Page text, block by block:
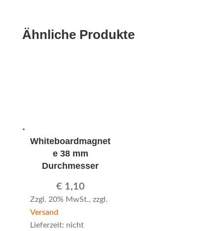
Ähnliche Produkte
Whiteboardmagnet
e 38 mm
Durchmesser
€ 1,10
Zzgl. 20% MwSt., zzgl.
Versand
Lieferzeit: nicht